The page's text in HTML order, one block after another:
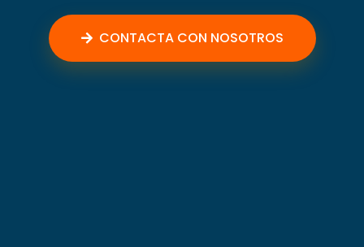
CONTACTA CON NOSOTROS